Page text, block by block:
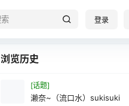
登录
浏览历史
[话题]
濑奈~（流口水）sukisuki